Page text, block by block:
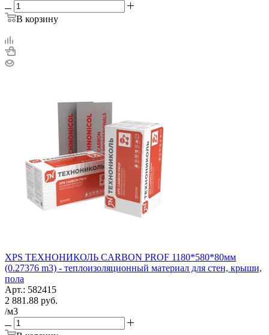
В корзину
XPS ТЕХНОНИКОЛЬ CARBON PROF 1180*580*80мм
(0.27376 m3) - теплоизоляционный материал для стен, крыши,
пола
Арт.: 582415
2 881.88 руб.
/м3